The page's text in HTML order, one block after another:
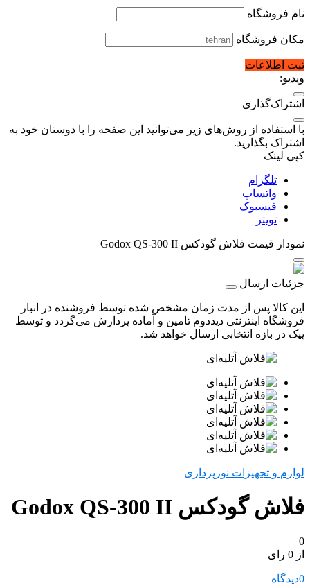
نام فروشگاه
مکان فروشگاه
ثبت اطلاعات
ویدیو:
اشتراک‌گذاری
با استفاده از روش‌های زیر می‌توانید این صفحه را با دوستان خود به
اشتراک بگذارید.
کپی لینک
تلگرام
واتساپ
فیسبوک
تویتر
نمودار قیمت فلاش گودکس Godox QS-300 II
جزئیات ارسال
این کالا پس از مدت زمان مشخص شده توسط فروشنده در انبار
فروشگاه اینترنتی دیددوم تامین و آماده پردازش می‌گردد و توسط
پیک در بازه انتخابی ارسال خواهد شد.
لوازم و تجهیزات نورپردازی
فلاش گودکس Godox QS-300 II
0
از 0 رای
0دیدگاه